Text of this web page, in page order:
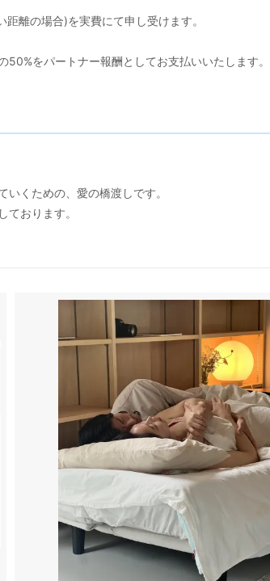
離の場合)を実費にて申し受けます。
をパートナー報酬としてお支払いいたします。
くための、愛の橋渡しです。
おります。